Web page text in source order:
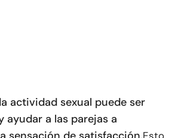
la actividad sexual puede ser
ayudar a las parejas a